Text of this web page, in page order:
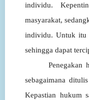
individu.
masyarakat,
individu. Untuk itu
sehingga dapat
Penegakan
sebagaimana ditulis
Kepastian hukum